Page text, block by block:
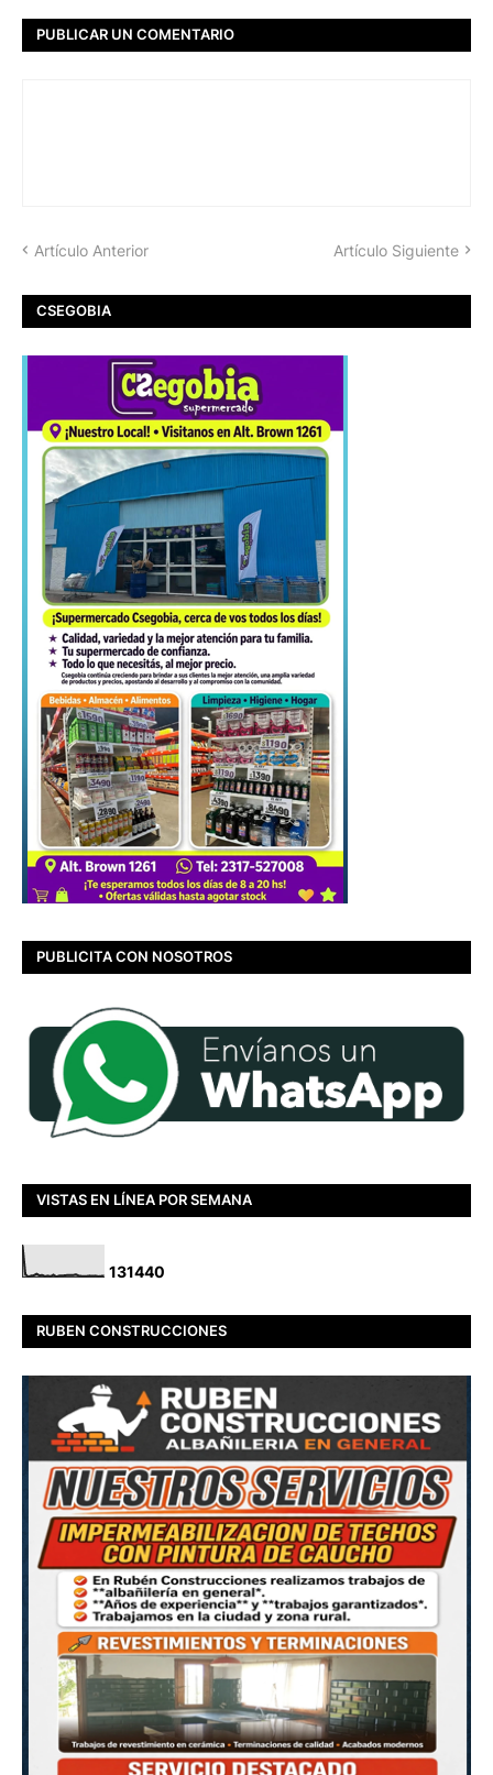
PUBLICAR UN COMENTARIO
Artículo Anterior Artículo Siguiente
CSEGOBIA
PUBLICITA CON NOSOTROS
VISTAS EN LÍNEA POR SEMANA
131440
RUBEN CONSTRUCCIONES